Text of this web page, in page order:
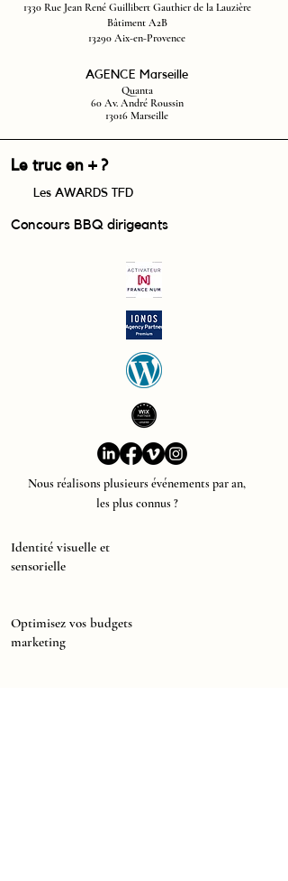
1330 Rue Jean René Guillibert Gauthier de la Lauzière
Bâtiment A2B
13290 Aix-en-Provence
AGENCE Marseille
Quanta
60 Av. André Roussin
13016 Marseille
Le truc en + ?
Les AWARDS TFD
Concours BBQ dirigeants
Nous réalisons plusieurs événements par an,
les plus connus ?
Identité visuelle et
sensorielle
Optimisez vos budgets
marketing